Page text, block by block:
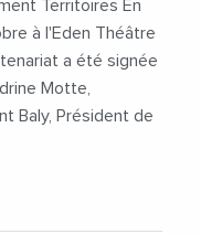
Territoires En
à l'Eden Théâtre
a été signée
Motte,
Baly, Président de